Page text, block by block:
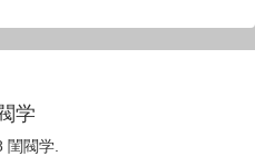
学
閨閥学.